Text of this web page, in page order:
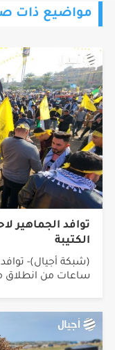
توافد الجماهير
الكتيبة
(شبكة أجيال)- توافد
ساعات من انطلاق